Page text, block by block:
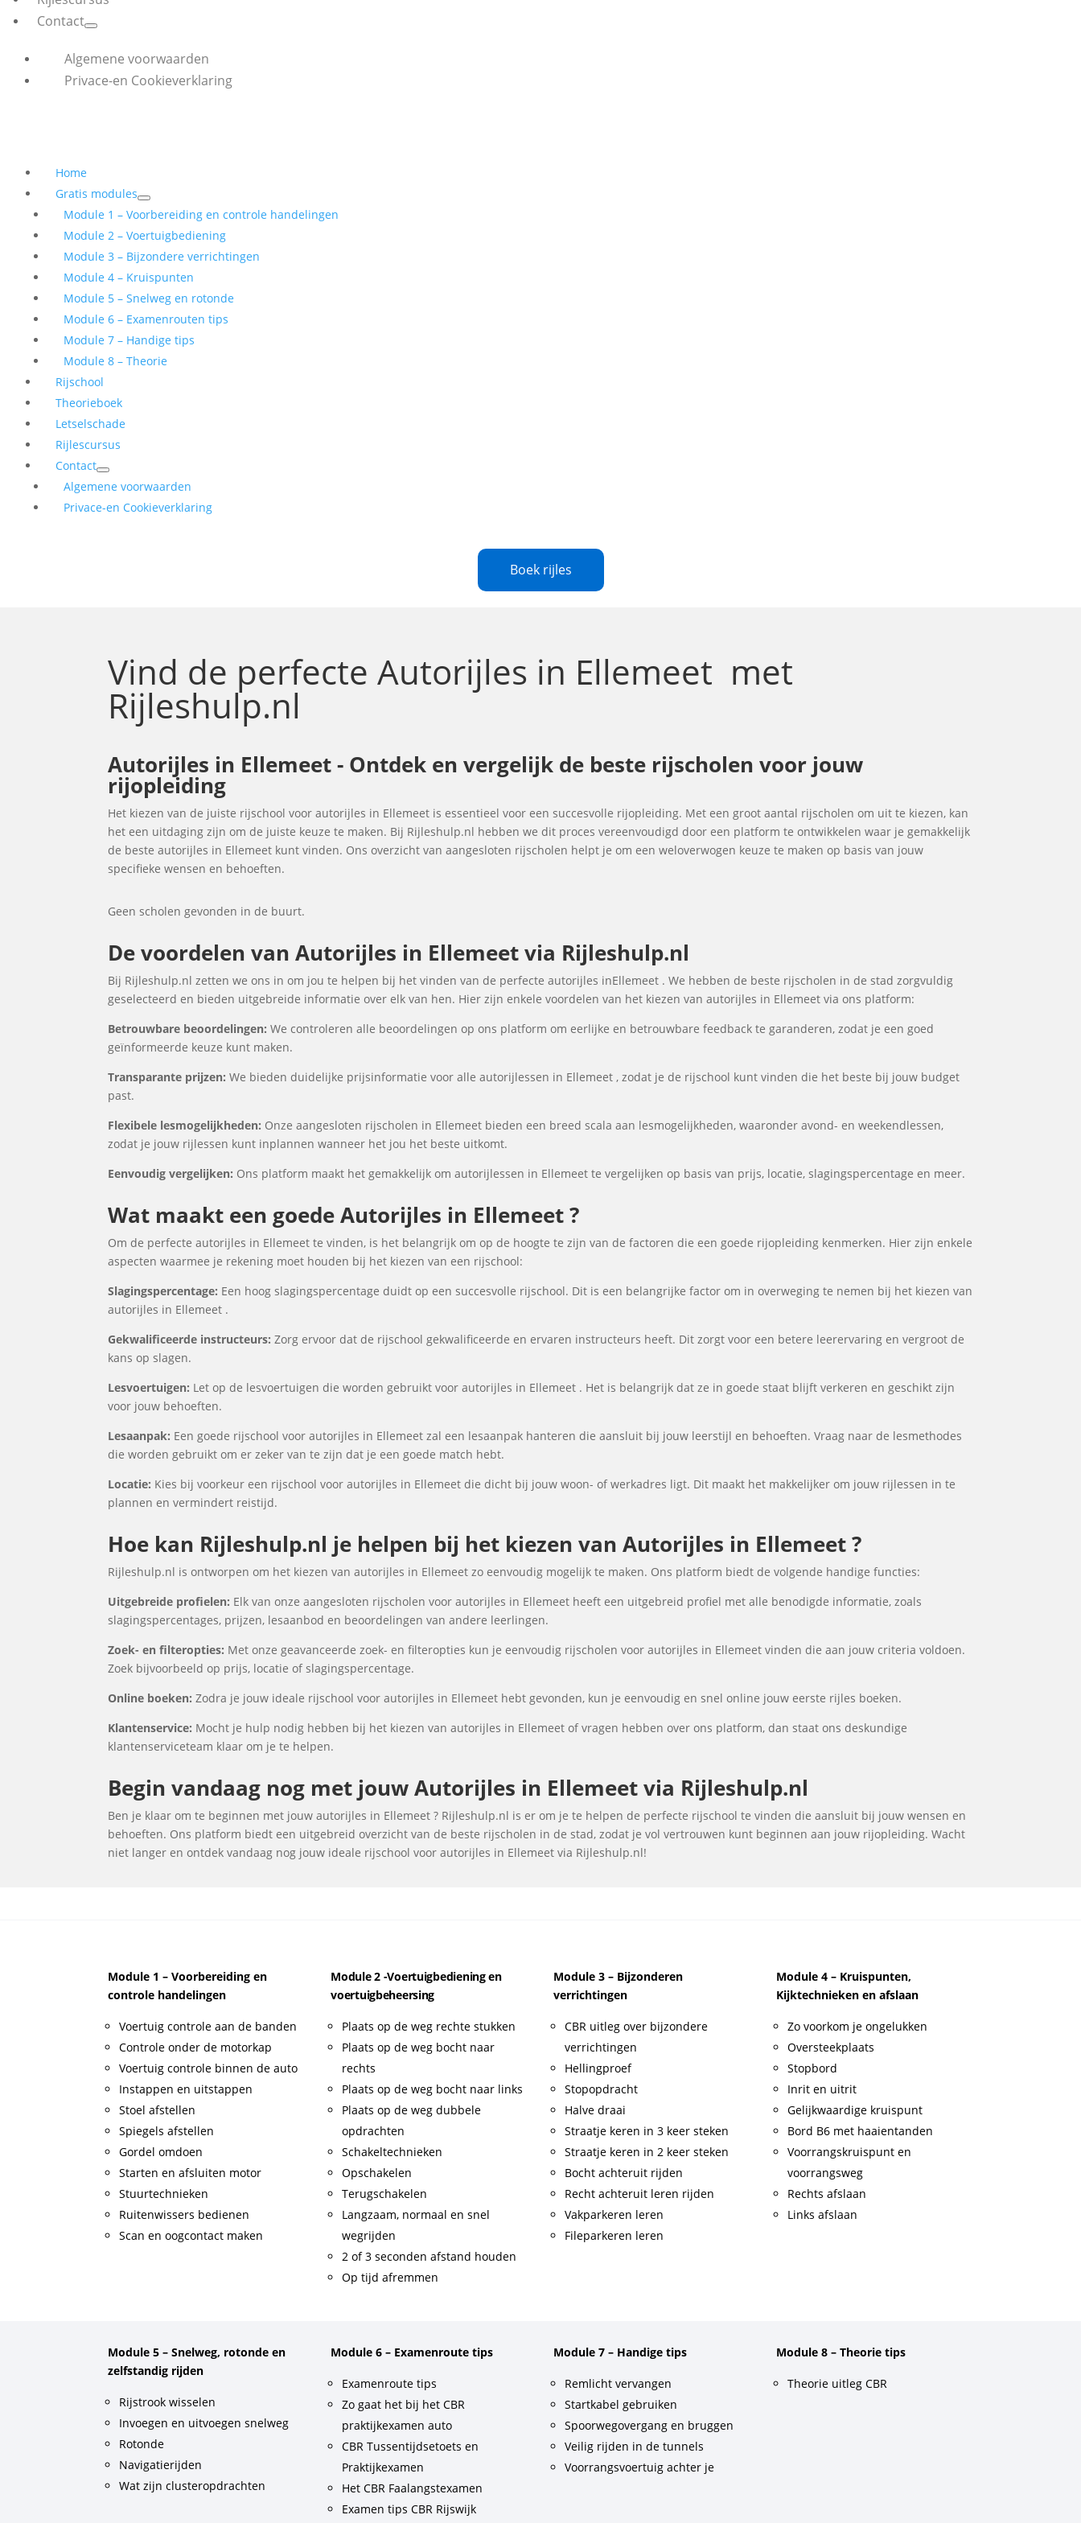
Contact
Algemene voorwaarden
Privace-en Cookieverklaring
Home
Gratis modules
Module 1 – Voorbereiding en controle handelingen
Module 2 – Voertuigbediening
Module 3 – Bijzondere verrichtingen
Module 4 – Kruispunten
Module 5 – Snelweg en rotonde
Module 6 – Examenrouten tips
Module 7 – Handige tips
Module 8 – Theorie
Rijschool
Theorieboek
Letselschade
Rijlescursus
Contact
Algemene voorwaarden
Privace-en Cookieverklaring
Boek rijles
Vind de perfecteAutorijles in Ellemeet met
Rijleshulp.nl
Autorijles in Ellemeet - Ontdek en vergelijk de beste rijscholen voor jouw
rijopleiding
Het kiezen van de juiste rijschool voor autorijles in Ellemeet is essentieel voor een succesvolle rijopleiding. Met een groot aantal rijscholen om uit te kiezen, kan
het een uitdaging zijn om de juiste keuze te maken. Bij Rijleshulp.nl hebben we dit proces vereenvoudigd door een platform te ontwikkelen waar je gemakkelijk
de beste autorijles in Ellemeet kunt vinden. Ons overzicht van aangesloten rijscholen helpt je om een weloverwogen keuze te maken op basis van jouw
specifieke wensen en behoeften.
Geen scholen gevonden in de buurt.
De voordelen van Autorijles in Ellemeet via Rijleshulp.nl
Bij Rijleshulp.nl zetten we ons in om jou te helpen bij het vinden van de perfecte autorijles inEllemeet . We hebben de beste rijscholen in de stad zorgvuldig
geselecteerd en bieden uitgebreide informatie over elk van hen. Hier zijn enkele voordelen van het kiezen van autorijles in Ellemeet via ons platform:
Betrouwbare beoordelingen: We controleren alle beoordelingen op ons platform om eerlijke en betrouwbare feedback te garanderen, zodat je een goed
geïnformeerde keuze kunt maken.
Transparante prijzen: We bieden duidelijke prijsinformatie voor alle autorijlessen in Ellemeet , zodat je de rijschool kunt vinden die het beste bij jouw budget
past.
Flexibele lesmogelijkheden: Onze aangesloten rijscholen in Ellemeet bieden een breed scala aan lesmogelijkheden, waaronder avond- en weekendlessen,
zodat je jouw rijlessen kunt inplannen wanneer het jou het beste uitkomt.
Eenvoudig vergelijken: Ons platform maakt het gemakkelijk om autorijlessen in Ellemeet te vergelijken op basis van prijs, locatie, slagingspercentage en meer.
Wat maakt een goede Autorijles in Ellemeet ?
Om de perfecte autorijles in Ellemeet te vinden, is het belangrijk om op de hoogte te zijn van de factoren die een goede rijopleiding kenmerken. Hier zijn enkele
aspecten waarmee je rekening moet houden bij het kiezen van een rijschool:
Slagingspercentage: Een hoog slagingspercentage duidt op een succesvolle rijschool. Dit is een belangrijke factor om in overweging te nemen bij het kiezen van
autorijles in Ellemeet .
Gekwalificeerde instructeurs: Zorg ervoor dat de rijschool gekwalificeerde en ervaren instructeurs heeft. Dit zorgt voor een betere leerervaring en vergroot de
kans op slagen.
Lesvoertuigen: Let op de lesvoertuigen die worden gebruikt voor autorijles in Ellemeet . Het is belangrijk dat ze in goede staat blijft verkeren en geschikt zijn
voor jouw behoeften.
Lesaanpak: Een goede rijschool voor autorijles in Ellemeet zal een lesaanpak hanteren die aansluit bij jouw leerstijl en behoeften. Vraag naar de lesmethodes
die worden gebruikt om er zeker van te zijn dat je een goede match hebt.
Locatie: Kies bij voorkeur een rijschool voor autorijles in Ellemeet die dicht bij jouw woon- of werkadres ligt. Dit maakt het makkelijker om jouw rijlessen in te
plannen en vermindert reistijd.
Hoe kan Rijleshulp.nl je helpen bij het kiezen van Autorijles in Ellemeet ?
Rijleshulp.nl is ontworpen om het kiezen van autorijles in Ellemeet zo eenvoudig mogelijk te maken. Ons platform biedt de volgende handige functies:
Uitgebreide profielen: Elk van onze aangesloten rijscholen voor autorijles in Ellemeet heeft een uitgebreid profiel met alle benodigde informatie, zoals
slagingspercentages, prijzen, lesaanbod en beoordelingen van andere leerlingen.
Zoek- en filteropties: Met onze geavanceerde zoek- en filteropties kun je eenvoudig rijscholen voor autorijles in Ellemeet vinden die aan jouw criteria voldoen.
Zoek bijvoorbeeld op prijs, locatie of slagingspercentage.
Online boeken: Zodra je jouw ideale rijschool voor autorijles in Ellemeet hebt gevonden, kun je eenvoudig en snel online jouw eerste rijles boeken.
Klantenservice: Mocht je hulp nodig hebben bij het kiezen van autorijles in Ellemeet of vragen hebben over ons platform, dan staat ons deskundige
klantenserviceteam klaar om je te helpen.
Begin vandaag nog met jouw Autorijles in Ellemeet via Rijleshulp.nl
Ben je klaar om te beginnen met jouw autorijles in Ellemeet ? Rijleshulp.nl is er om je te helpen de perfecte rijschool te vinden die aansluit bij jouw wensen en
behoeften. Ons platform biedt een uitgebreid overzicht van de beste rijscholen in de stad, zodat je vol vertrouwen kunt beginnen aan jouw rijopleiding. Wacht
niet langer en ontdek vandaag nog jouw ideale rijschool voor autorijles in Ellemeet via Rijleshulp.nl!
Module 1 – Voorbereiding en
controle handelingen
Voertuig controle aan de banden
Controle onder de motorkap
Voertuig controle binnen de auto
Instappen en uitstappen
Stoel afstellen
Spiegels afstellen
Gordel omdoen
Starten en afsluiten motor
Stuurtechnieken
Ruitenwissers bedienen
Scan en oogcontact maken
Module 2 -Voertuigbediening en
voertuigbeheersing
Plaats op de weg rechte stukken
Plaats op de weg bocht naar
rechts
Plaats op de weg bocht naar links
Plaats op de weg dubbele
opdrachten
Schakeltechnieken
Opschakelen
Terugschakelen
Langzaam, normaal en snel
wegrijden
2 of 3 seconden afstand houden
Op tijd afremmen
Module 3 – Bijzonderen
verrichtingen
CBR uitleg over bijzondere
verrichtingen
Hellingproef
Stopopdracht
Halve draai
Straatje keren in 3 keer steken
Straatje keren in 2 keer steken
Bocht achteruit rijden
Recht achteruit leren rijden
Vakparkeren leren
Fileparkeren leren
Module 4 – Kruispunten,
Kijktechnieken en afslaan
Zo voorkom je ongelukken
Oversteekplaats
Stopbord
Inrit en uitrit
Gelijkwaardige kruispunt
Bord B6 met haaientanden
Voorrangskruispunt en
voorrangsweg
Rechts afslaan
Links afslaan
Module 5 – Snelweg, rotonde en
zelfstandig rijden
Rijstrook wisselen
Invoegen en uitvoegen snelweg
Rotonde
Navigatierijden
Wat zijn clusteropdrachten
Module 6 – Examenroute tips
Examenroute tips
Zo gaat het bij het CBR
praktijkexamen auto
CBR Tussentijdsetoets en
Praktijkexamen
Het CBR Faalangstexamen
Examen tips CBR Rijswijk
Module 7 – Handige tips
Remlicht vervangen
Startkabel gebruiken
Spoorwegovergang en bruggen
Veilig rijden in de tunnels
Voorrangsvoertuig achter je
Module 8 – Theorie tips
Theorie uitleg CBR